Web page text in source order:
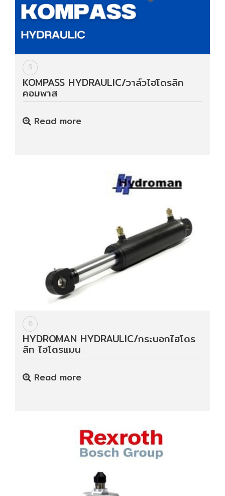
5
KOMPASS HYDRAULIC/วาล์วไฮโดรลิก
คอมพาส
Read more
6
HYDROMAN HYDRAULIC/กระบอกไฮโดร
ลิก ไฮโดรแมน
Read more